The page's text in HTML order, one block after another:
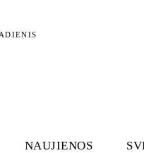
NAUJIENOS